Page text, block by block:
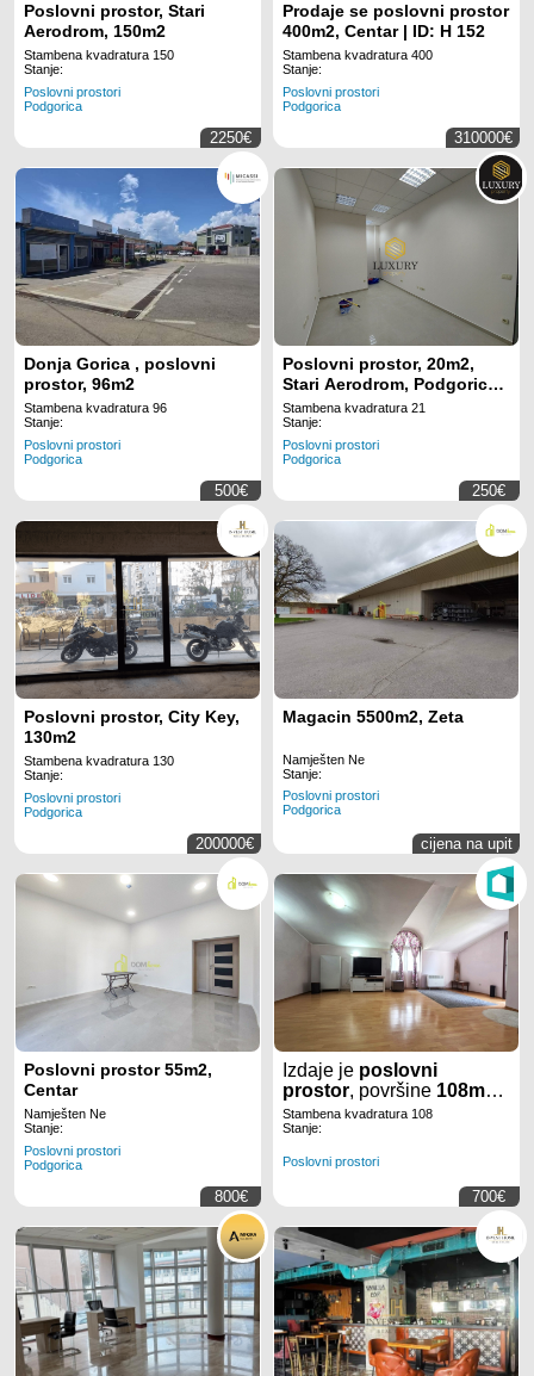
Poslovni prostor, Stari
Aerodrom, 150m2
Stambena kvadratura 150
Stanje:
Poslovni prostori
Podgorica
2250€
Prodaje se poslovni prostor
400m2, Centar | ID: H 152
Stambena kvadratura 400
Stanje:
Poslovni prostori
Podgorica
310000€
Donja Gorica , poslovni
prostor, 96m2
Stambena kvadratura 96
Stanje:
Poslovni prostori
Podgorica
500€
Poslovni prostor, 20m2,
Stari Aerodrom, Podgorica,
Izdavanje
Stambena kvadratura 21
Stanje:
Poslovni prostori
Podgorica
250€
Poslovni prostor, City Key,
130m2
Stambena kvadratura 130
Stanje:
Poslovni prostori
Podgorica
200000€
Magacin 5500m2, Zeta
Namješten Ne
Stanje:
Poslovni prostori
Podgorica
cijena na upit
Poslovni prostor 55m2,
Centar
Namješten Ne
Stanje:
Poslovni prostori
Podgorica
800€
Izdaje je poslovni
prostor, površine108m2,
u naseljuStara Varoš
Podgorici.
Stambena kvadratura 108
Stanje:
Poslovni prostori
700€